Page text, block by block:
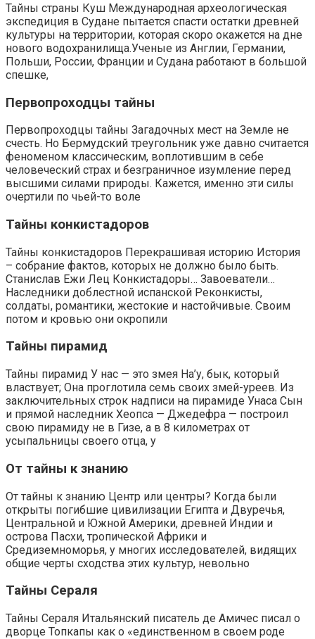
Тайны страны Куш Международная археологическая
экспедиция в Судане пытается спасти остатки древней
культуры на территории, которая скоро окажется на дне
нового водохранилища.Ученые из Англии, Германии,
Польши, России, Франции и Судана работают в большой
спешке,
Первопроходцы тайны
Первопроходцы тайны Загадочных мест на Земле не
счесть. Но Бермудский треугольник уже давно считается
феноменом классическим, воплотившим в себе
человеческий страх и безграничное изумление перед
выс­шими силами природы. Кажется, именно эти силы
очертили по чьей-то воле
Тайны конкистадоров
Тайны конкистадоров Перекрашивая историю История
– собрание фактов, которых не должно было быть.
Станислав Ежи Лец Конкистадоры… Завоеватели…
Наследники доблестной испанской Реконкисты,
солдаты, романтики, жестокие и настойчивые. Своим
потом и кровью они окропили
Тайны пирамид
Тайны пирамид У нас — это змея На’у, бык, который
властвует; Она проглотила семь своих змей-уреев. Из
заключительных строк надписи на пирамиде Унаса Сын
и прямой наследник Хеопса — Джедефра — построил
свою пирамиду не в Гизе, а в 8 километрах от
усыпальницы своего отца, у
От тайны к знанию
От тайны к знанию Центр или центры? Когда были
открыты погибшие цивилизации Египта и Двуречья,
Центральной и Южной Америки, древней Индии и
острова Пасхи, тропической Африки и
Средиземноморья, у многих исследователей, видящих
общие черты сходства этих культур, невольно
Тайны Сераля
Тайны Сераля Итальянский писатель де Амичес писал о
дворце Топкапы как о «единственном в своем роде